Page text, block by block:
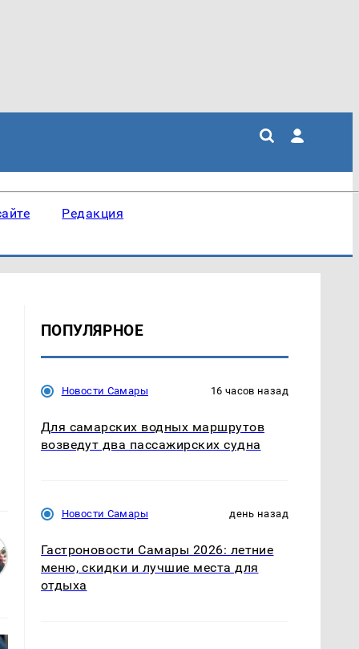
Редакция
ПОПУЛЯРНОЕ
Новости Самары 16 часов назад
Для самарских водных маршрутов
возведут два пассажирских судна
Новости Самары день назад
Гастроновости Самары 2026: летние
меню, скидки и лучшие места для
отдыха